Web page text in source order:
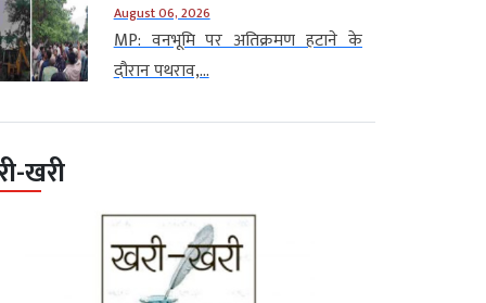
August 06, 2026
MP: वनभूमि पर अतिक्रमण हटाने के
दौरान पथराव,...
खरी